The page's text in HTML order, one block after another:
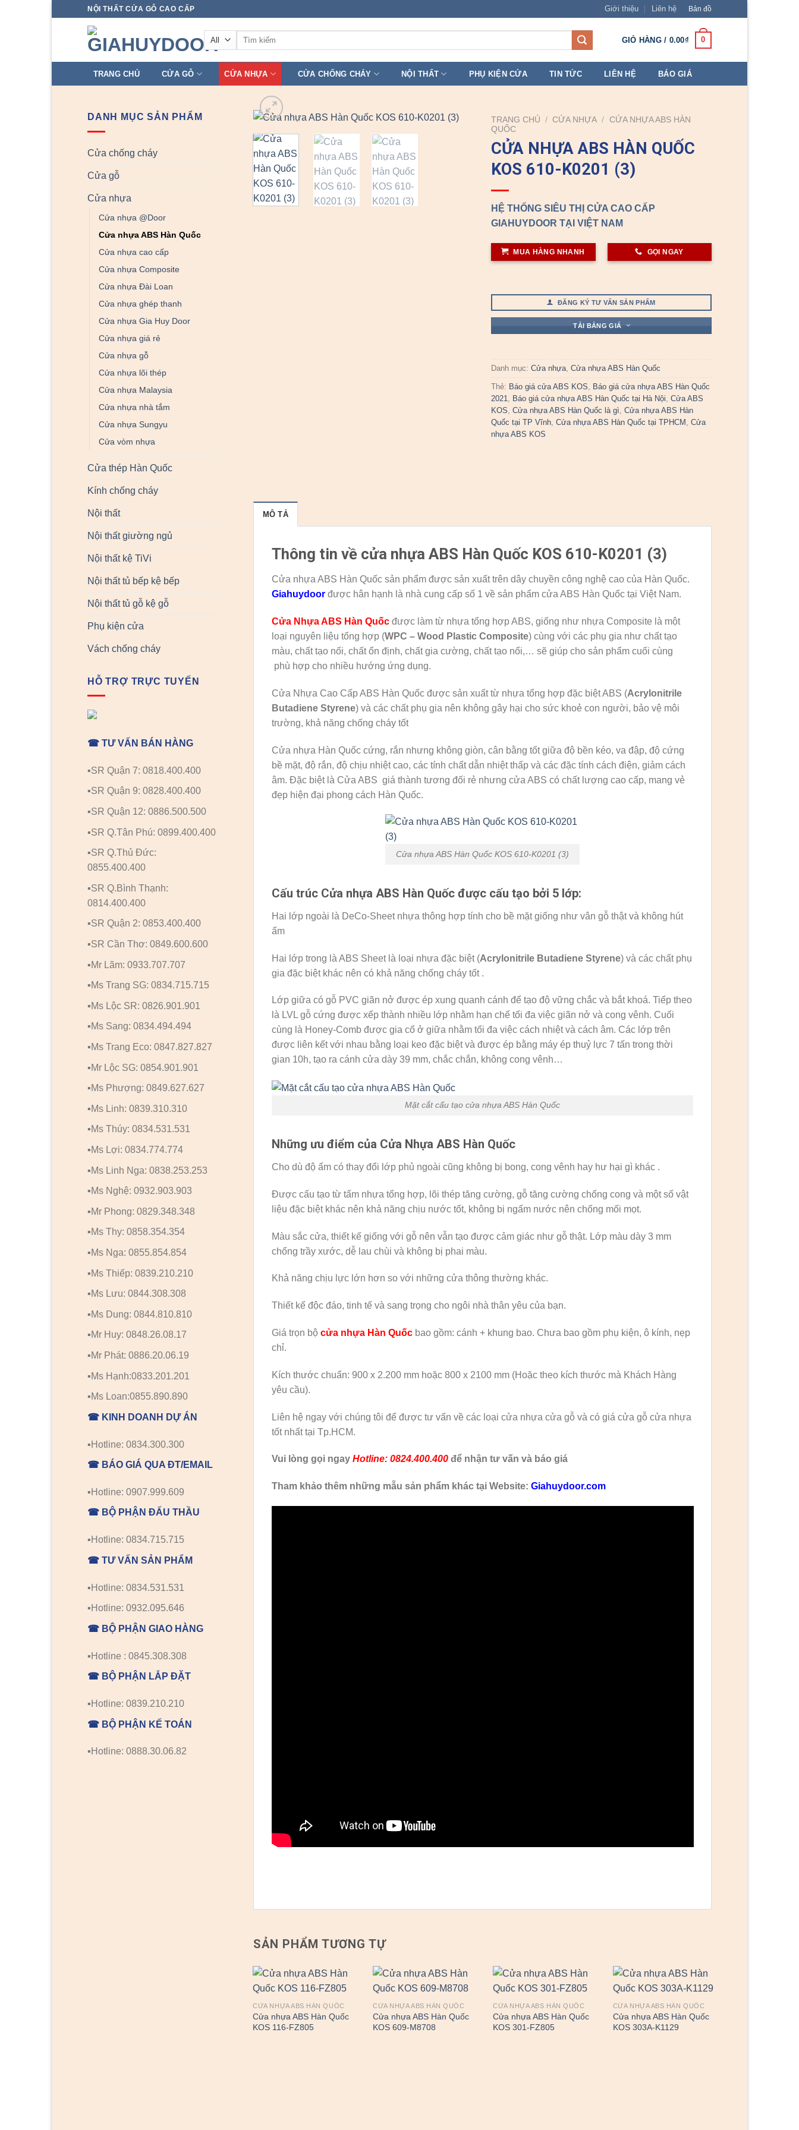
NỘI THẤT CỬA GỖ CAO CẤP Giới thiệu Liên hệ Bản đồ
Tìm
GIỎ HÀNG / 0.00₫ 0
TRANG CHỦ CỬA GỖ CỬA NHỰA CỬA CHỐNG CHÁY NỘI THẤT PHỤ KIỆN CỬA TIN TỨC LIÊN HỆ BÁO GIÁ
DANH MỤC SẢN PHẨM
Cửa chống cháy
Cửa gỗ
Cửa nhựa
Cửa nhựa @Door
Cửa nhựa ABS Hàn Quốc
Cửa nhựa cao cấp
Cửa nhựa Composite
Cửa nhựa Đài Loan
Cửa nhựa ghép thanh
Cửa nhựa Gia Huy Door
Cửa nhựa giá rẻ
Cửa nhựa gỗ
Cửa nhựa lõi thép
Cửa nhựa Malaysia
Cửa nhựa nhà tắm
Cửa nhựa Sungyu
Cửa vòm nhựa
Cửa thép Hàn Quốc
Kính chống cháy
Nội thất
Nội thất giường ngủ
Nội thất kệ TiVi
Nội thất tủ bếp kệ bếp
Nội thất tủ gỗ kệ gỗ
Phụ kiện cửa
Vách chống cháy
HỖ TRỢ TRỰC TUYẾN
☎ TƯ VẤN BÁN HÀNG
▪️SR Quận 7: 0818.400.400
▪️SR Quận 9: 0828.400.400
▪️SR Quận 12: 0886.500.500
▪️SR Q.Tân Phú: 0899.400.400
▪️SR Q.Thủ Đức:
0855.400.400
▪️SR Q.Bình Thạnh:
0814.400.400
▪️SR Quận 2: 0853.400.400
▪️SR Cần Thơ: 0849.600.600
▪️Mr Lãm: 0933.707.707
▪️Ms Trang SG: 0834.715.715
▪️Ms Lộc SR: 0826.901.901
▪️Ms Sang: 0834.494.494
▪️Ms Trang Eco: 0847.827.827
▪️Mr Lộc SG: 0854.901.901
▪️Ms Phượng: 0849.627.627
▪️Ms Linh: 0839.310.310
▪️Ms Thúy: 0834.531.531
▪️Ms Lợi: 0834.774.774
▪️Ms Linh Nga: 0838.253.253
▪️Ms Nghệ: 0932.903.903
▪️Mr Phong: 0829.348.348
▪️Ms Thy: 0858.354.354
▪️Ms Nga: 0855.854.854
▪️Ms Thiếp: 0839.210.210
▪️Ms Lưu: 0844.308.308
▪️Ms Dung: 0844.810.810
▪️Mr Huy: 0848.26.08.17
▪️Mr Phát: 0886.20.06.19
▪️Ms Hạnh:0833.201.201
▪️Ms Loan:0855.890.890
☎ KINH DOANH DỰ ÁN
▪️Hotline: 0834.300.300
☎ BÁO GIÁ QUA ĐT/EMAIL
▪️Hotline: 0907.999.609
☎ BỘ PHẬN ĐẤU THẦU
▪️Hotline: 0834.715.715
☎ TƯ VẤN SẢN PHẨM
▪️Hotline: 0834.531.531
▪️Hotline: 0932.095.646
☎ BỘ PHẬN GIAO HÀNG
▪️Hotline : 0845.308.308
☎ BỘ PHẬN LẮP ĐẶT
▪️Hotline: 0839.210.210
☎ BỘ PHẬN KẾ TOÁN
▪️Hotline: 0888.30.06.82
TRANG CHỦ / CỬA NHỰA / CỬA NHỰA ABS HÀN
QUỐC
CỬA NHỰA ABS HÀN QUỐC
KOS 610-K0201 (3)
HỆ THỐNG SIÊU THỊ CỬA CAO CẤP
GIAHUYDOOR TẠI VIỆT NAM
MUA HÀNG NHANH GỌI NGAY
ĐĂNG KÝ TƯ VẤN SẢN PHẨM
TẢI BẢNG GIÁ
Danh mục:Cửa nhựa ,Cửa nhựa ABS Hàn Quốc
Thẻ: Báo giá cửa ABS KOS
Báo giá cửa nhựa ABS Hàn Quốc
2021
Báo giá cửa nhựa ABS Hàn Quốc tại Hà Nội ,Cửa ABS
KOS ,Cửa nhựa ABS Hàn Quốc là gì ,Cửa nhựa ABS Hàn
Quốc tại TP Vĩnh ,Cửa nhựa ABS Hàn Quốc tại TPHCM ,Cửa
nhựa ABS KOS
MÔ TẢ
Thông tin về cửa nhựa ABS Hàn Quốc KOS 610-K0201 (3)
Cửa nhựa ABS Hàn Quốc sản phẩm được sản xuất trên dây chuyền công nghệ cao của Hàn Quốc.
Giahuydoorđược hân hạnh là nhà cung cấp số 1 về sản phẩm cửa ABS Hàn Quốc tại Việt Nam.
Cửa Nhựa ABS Hàn Quốcđược làm từ nhựa tổng hợp ABS, giống như nhựa Composite là một
loại nguyên liệu tổng hợp (WPC – Wood Plastic Composite) cùng với các phụ gia như chất tạo
màu, chất tạo nối, chất ổn định, chất gia cường, chất tạo nổi,… sẽ giúp cho sản phẩm cuối cùng
phù hợp cho nhiều hướng ứng dụng.
Cửa Nhựa Cao Cấp ABS Hàn Quốc được sản xuất từ nhựa tổng hợp đặc biệt ABS (Acrylonitrile
Butadiene Styrene) và các chất phụ gia nên không gây hại cho sức khoẻ con người, bảo vệ môi
trường, khả năng chống cháy tốt
Cửa nhựa Hàn Quốc cứng, rắn nhưng không giòn, cân bằng tốt giữa độ bền kéo, va đập, độ cứng
bề mặt, độ rắn, độ chịu nhiệt cao, các tính chất dẫn nhiệt thấp và các đặc tính cách điện, giảm cách
âm. Đặc biệt là Cửa ABS giá thành tương đối rẻ nhưng cửa ABS có chất lượng cao cấp, mang vẻ
đẹp hiện đại phong cách Hàn Quốc.
Cửa nhựa ABS Hàn Quốc KOS 610-K0201 (3)
Cấu trúc Cửa nhựa ABS Hàn Quốc được cấu tạo bởi 5 lớp:
Hai lớp ngoài là DeCo-Sheet nhựa thông hợp tính cho bề mặt giống như vân gỗ thật và không hút
ẩm
Hai lớp trong là ABS Sheet là loại nhựa đặc biệt (Acrylonitrile Butadiene Styrene) và các chất phụ
gia đặc biệt khác nên có khả năng chống cháy tốt .
Lớp giữa có gỗ PVC giãn nở được ép xung quanh cánh để tạo độ vững chắc và bắt khoá. Tiếp theo
là LVL gỗ cứng được xếp thành nhiều lớp nhằm hạn chế tối đa việc giãn nở và cong vênh. Cuối
cùng là Honey-Comb được gia cố ở giữa nhằm tối đa việc cách nhiệt và cách âm. Các lớp trên
được liên kết với nhau bằng loại keo đặc biệt và được ép bằng máy ép thuỷ lực 7 tấn trong thời
gian 10h, tạo ra cánh cửa dày 39 mm, chắc chắn, không cong vênh…
Mặt cắt cấu tạo cửa nhựa ABS Hàn Quốc
Những ưu điểm của Cửa Nhựa ABS Hàn Quốc
Cho dù độ ẩm có thay đổi lớp phủ ngoài cũng không bị bong, cong vênh hay hư hại gì khác .
Được cấu tạo từ tấm nhựa tổng hợp, lõi thép tăng cường, gỗ tăng cường chống cong và một số vật
liệu đặc biệt khác nên khả năng chịu nước tốt, không bị ngấm nước nên chống mối mọt.
Màu sắc cửa, thiết kế giống với gỗ nên vẫn tạo được cảm giác như gỗ thật. Lớp màu dày 3 mm
chống trầy xước, dễ lau chùi và không bị phai màu.
Khả năng chịu lực lớn hơn so với những cửa thông thường khác.
Thiết kế độc đáo, tinh tế và sang trọng cho ngôi nhà thân yêu của bạn.
Giá trọn bộ cửa nhựa Hàn Quốcbao gồm: cánh + khung bao. Chưa bao gồm phụ kiện, ô kính, nẹp
chỉ.
Kích thước chuẩn: 900 x 2.200 mm hoặc 800 x 2100 mm (Hoặc theo kích thước mà Khách Hàng
yêu cầu).
Liên hệ ngay với chúng tôi để được tư vấn về các loại cửa nhựa cửa gỗ và có giá cửa gỗ cửa nhựa
tốt nhất tại Tp.HCM.
Vui lòng gọi ngay Hotline: 0824.400.400để nhận tư vấn và báo giá
Tham khảo thêm những mẫu sản phẩm khác tại Website: Giahuydoor.com
SẢN PHẨM TƯƠNG TỰ
CỬA NHỰA ABS HÀN QUỐC
Cửa nhựa ABS Hàn Quốc
KOS 116-FZ805
CỬA NHỰA ABS HÀN QUỐC
Cửa nhựa ABS Hàn Quốc
KOS 609-M8708
CỬA NHỰA ABS HÀN QUỐC
Cửa nhựa ABS Hàn Quốc
KOS 301-FZ805
CỬA NHỰA ABS HÀN QUỐC
Cửa nhựa ABS Hàn Quốc
KOS 303A-K1129